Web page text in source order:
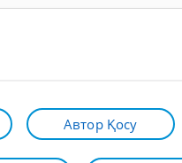
Автор Қосу